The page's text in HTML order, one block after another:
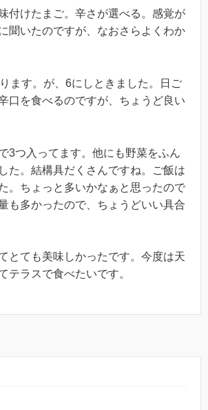
付けたまご。辛さが選べる。感覚が
聞いたのですが、なおさらよくわか
ます。が、6にしときました。日ご
口を食べるのですが、ちょうど良い
3つ入ってます。他にも野菜をふん
た。結構具だくさんですね。ご飯は
。ちょっと多いかなぁと思ったので
も多かったので、ちょうどいい具合
とても美味しかったです。今度は天
テラスで食べたいです。